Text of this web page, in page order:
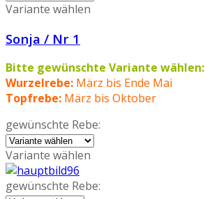
Variante wählen
Sonja / Nr 1
Bitte gewünschte Variante wählen:
Wurzelrebe: März bis Ende Mai
Topfrebe: März bis Oktober
gewünschte Rebe:
Variante wählen
gewünschte Rebe: